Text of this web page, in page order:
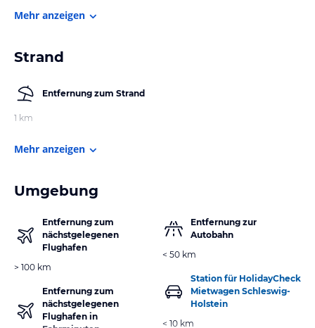
Mehr anzeigen
Strand
Entfernung zum Strand
1 km
Mehr anzeigen
Umgebung
Entfernung zum
nächstgelegenen
Flughafen
> 100 km
Entfernung zum
nächstgelegenen
Flughafen in
Entfernung zur
Autobahn
< 50 km
Station für HolidayCheck
Mietwagen Schleswig-
Holstein
< 10 km